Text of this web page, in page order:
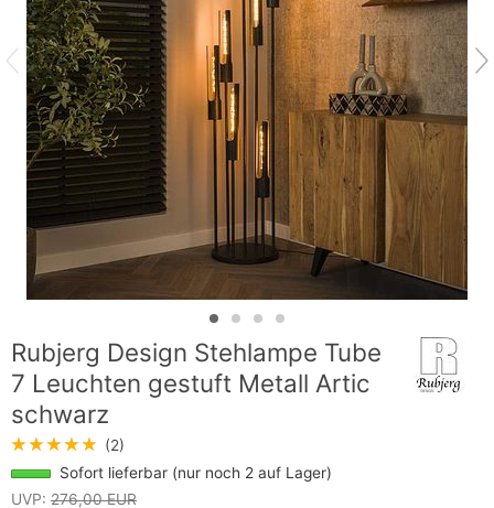
Rubjerg Design Stehlampe Tube
7 Leuchten gestuft Metall Artic
schwarz
★★★★★ (2)
Sofort lieferbar (nur noch 2 auf Lager)
UVP: 276,00 EUR